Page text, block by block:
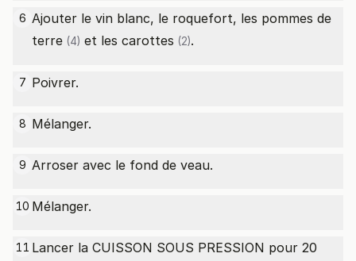
6 Ajouter le vin blanc, le roquefort, les pommes de
terre (4) et les carottes (2).
7 Poivrer.
8 Mélanger.
9 Arroser avec le fond de veau.
10 Mélanger.
11 Lancer la CUISSON SOUS PRESSION pour 20